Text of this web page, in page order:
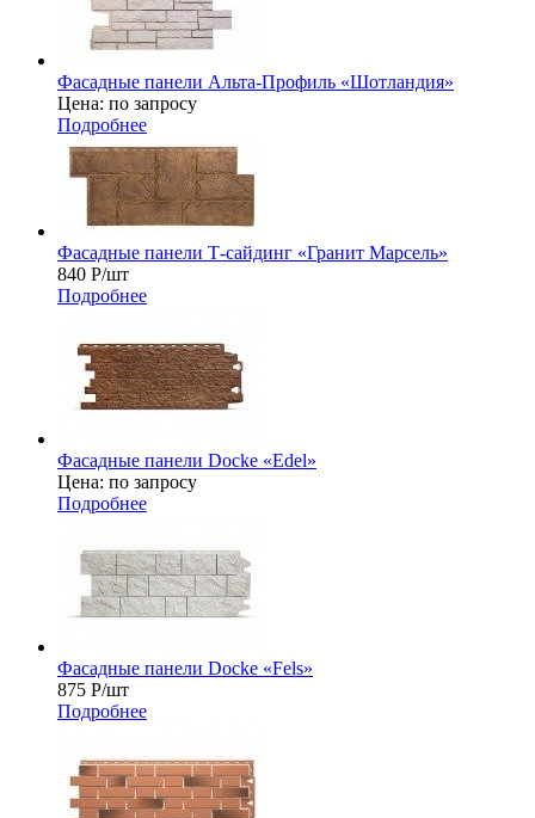
Фасадные панели Альта-Профиль «Шотландия»
Цена: по запросу
Подробнее
Фасадные панели Т-сайдинг «Гранит Марсель»
840 Р/шт
Подробнее
Фасадные панели Docke «Edel»
Цена: по запросу
Подробнее
Фасадные панели Docke «Fels»
875 Р/шт
Подробнее